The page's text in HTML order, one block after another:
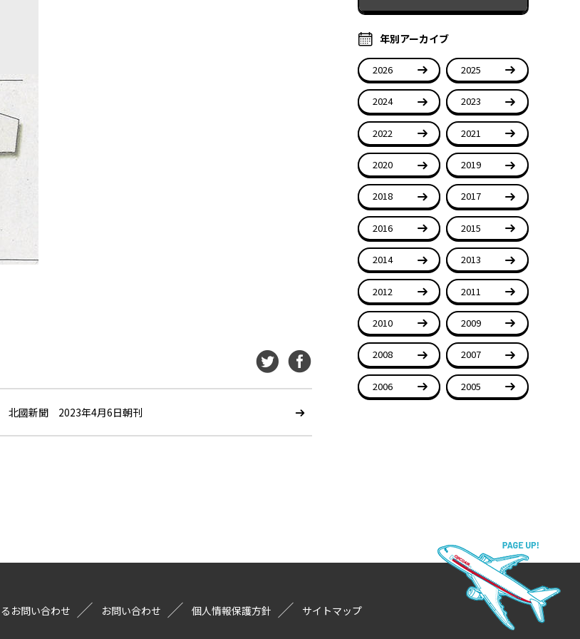
北國新聞 2023年4月6日朝刊
年別アーカイブ
2026 2025
2024 2023
2022 2021
2020 2019
2018 2017
2016 2015
2014 2013
2012 2011
2010 2009
2008 2007
2006 2005
お問い合わせ お問い合わせ 個人情報保護方針 サイトマップ